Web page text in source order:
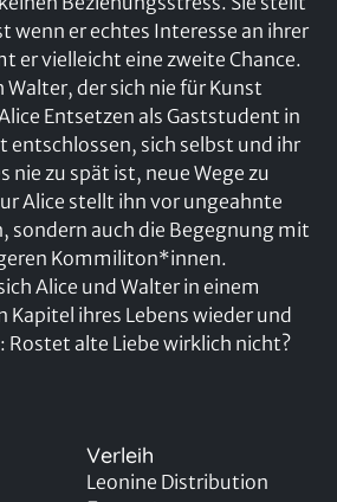
wenn er echtes Interesse an ihrer
er vielleicht eine zweite Chance.
Walter, der sich nie für Kunst
Entsetzen als Gaststudent in
entschlossen, sich selbst und ihr
nie zu spät ist, neue Wege zu
Alice stellt ihn vor ungeahnte
sondern auch die Begegnung mit
Kommiliton*innen.
Alice und Walter in einem
Kapitel ihres Lebens wieder und
Rostet alte Liebe wirklich nicht?
Verleih
Leonine Distribution